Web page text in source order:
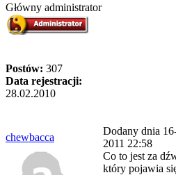
Główny administrator
Postów: 307
Data rejestracji:
28.02.2010
chewbacca
Dodany dnia
2011 22:58
Co to jest za
który pojawia